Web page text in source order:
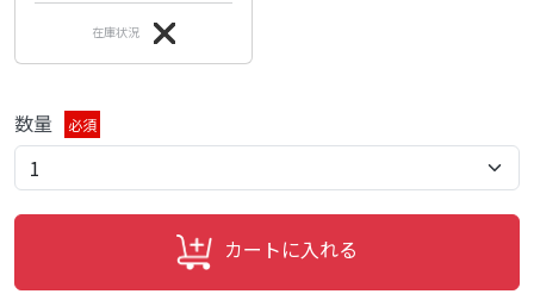
在庫状況
数量 必須
カートに入れる